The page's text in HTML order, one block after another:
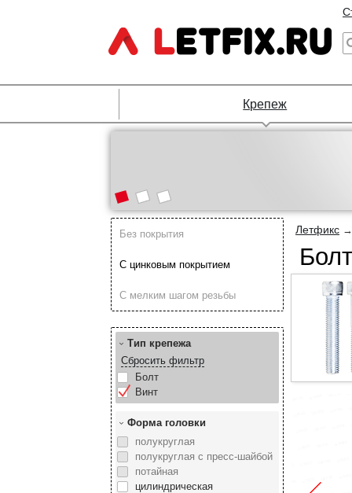
Крепеж
Без покрытия
С цинковым покрытием
С мелким шагом резьбы
Тип крепежа
Сбросить фильтр
Болт
Винт
Форма головки
полукруглая
полукруглая с пресс-шайбой
потайная
цилиндрическая
Летфикс